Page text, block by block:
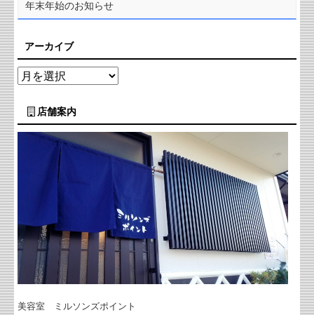
年末年始のお知らせ
アーカイブ
店舗案内
美容室 ミルソンズポイント